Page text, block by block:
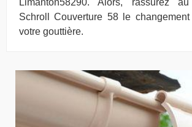
Schroll Couverture 58 le
votre gouttière.